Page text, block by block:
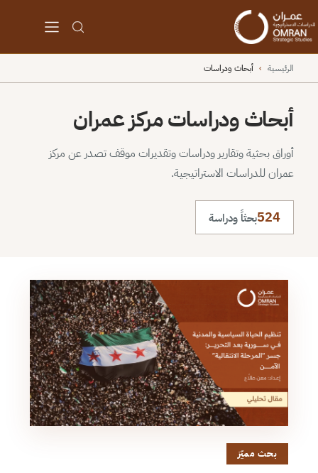
الرئيسية › أبحاث ودراسات
أبحاث ودراسات مركز عمران
أوراق بحثية وتقارير ودراسات وتقديرات موقف تصدر عن مركز
عمران للدراسات الاستراتيجية.
524بحثاً ودراسة
بحث مميّز